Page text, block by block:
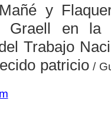
y
Graell en la
Trabajo
patricio /